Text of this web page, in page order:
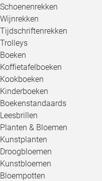
Schoenenrekken
Wijnrekken
Tijdschriftenrekken
Trolleys
Boeken
Koffietafelboeken
Kookboeken
Kinderboeken
Boekenstandaards
Leesbrillen
Planten & Bloemen
Kunstplanten
Droogbloemen
Kunstbloemen
Bloempotten